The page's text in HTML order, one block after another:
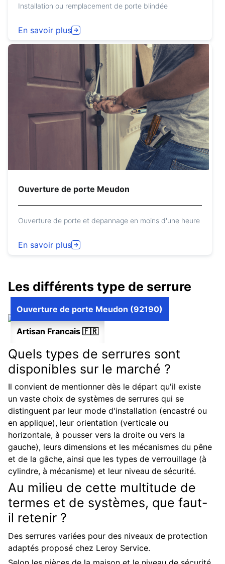
Installation ou remplacement de porte blindée
En savoir plus
Ouverture de porte Meudon
Ouverture de porte et depannage en moins d'une heure
En savoir plus
Les différents type de serrure
Artisan Francais 🇫🇷
Ouverture de porte Meudon (92190)
Quels types de serrures sont
disponibles sur le marché ?
Il convient de mentionner dès le départ qu'il existe
un vaste choix de systèmes de serrures qui se
distinguent par leur mode d'installation (encastré ou
en applique), leur orientation (verticale ou
horizontale, à pousser vers la droite ou vers la
gauche), leurs dimensions et les mécanismes du pêne
et de la gâche, ainsi que les types de verrouillage (à
cylindre, à mécanisme) et leur niveau de sécurité.
Au milieu de cette multitude de
termes et de systèmes, que faut-
il retenir ?
Des serrures variées pour des niveaux de protection
adaptés proposé chez Leroy Service.